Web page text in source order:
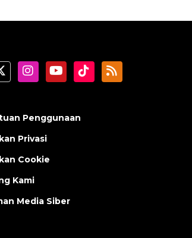
Penggunaan
Privasi
Cookie
Kami
Media Siber